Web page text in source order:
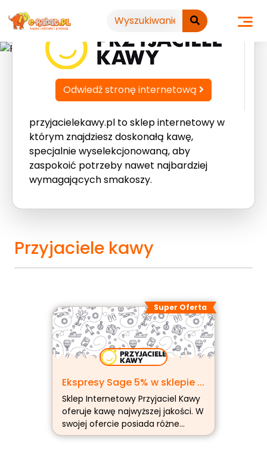
do
treści
Odwiedź stronę internetową
przyjacielekawy.pl to sklep internetowy w
którym znajdziesz doskonałą kawę,
specjalnie wyselekcjonowaną, aby
zaspokoić potrzeby nawet najbardziej
wymagających smakoszy.
Przyjaciele kawy
Super Oferta
Ekspresy Sage 5% w sklepie ...
Sklep Internetowy Przyjaciel Kawy
oferuje kawę najwyższej jakości. W
swojej ofercie posiada różne
gatunki kawy: Arabica, Rubusta.